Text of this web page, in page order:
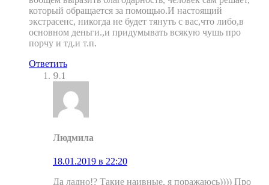
который обращается за помощью.И настоящий
экстрасенс, никогда не будет тянуть с вас,что либо,в
основном деньги.,и придумывать всякую чушь про
порчу и тд.и т.п.
Ответить
9.1
Людмила
18.01.2019 в 22:20
Да ладно!? Такие наивные, я поражаюсь)))) Про